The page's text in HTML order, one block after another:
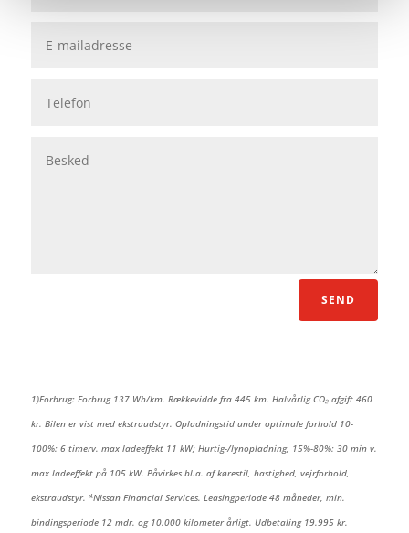
SEND
1)Forbrug: Forbrug 137 Wh/km. Rækkevidde fra 445 km. Halvårlig CO₂ afgift 460
kr. Bilen er vist med ekstraudstyr. Opladningstid under optimale forhold 10-
100%: 6 timerv. max ladeeffekt 11 kW; Hurtig-/lynopladning, 15%-80%: 30 min v.
max ladeeffekt på 105 kW. Påvirkes bl.a. af kørestil, hastighed, vejrforhold,
ekstraudstyr. *Nissan Financial Services. Leasingperiode 48 måneder, min.
bindingsperiode 12 mdr. og 10.000 kilometer årligt. Udbetaling 19.995 kr.